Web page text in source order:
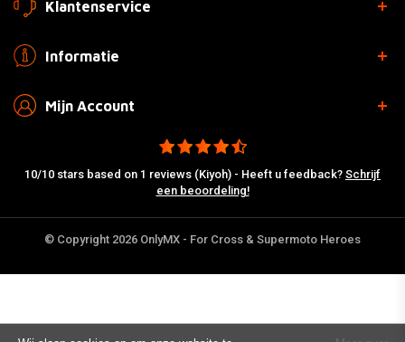
Klantenservice
Informatie
Mijn Account
10/10 stars based on 1 reviews (Kiyoh) - Heeft u feedback? Schrijf
een beoordeling!
© Copyright 2026 OnlyMX - For Cross & Supermoto Heroes